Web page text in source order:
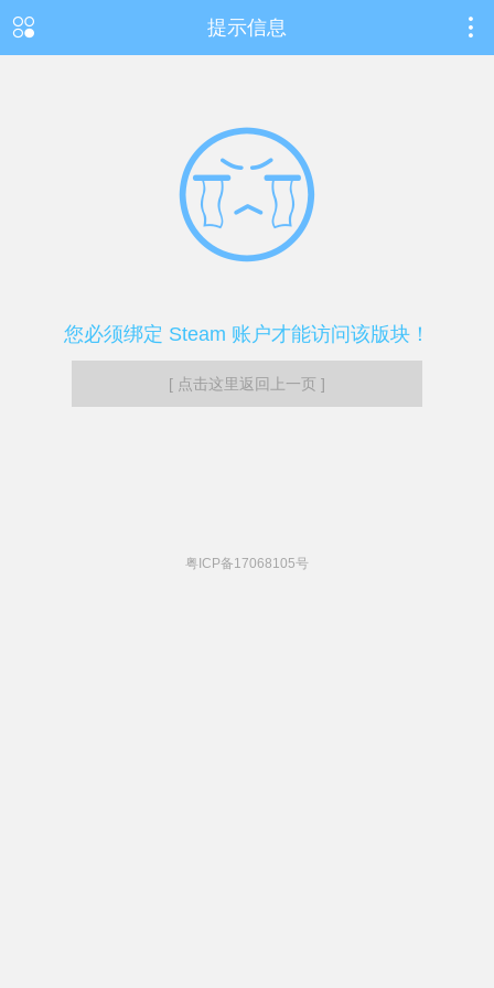
提示信息
您必须绑定 Steam 账户才能访问该版块！
[ 点击这里返回上一页 ]
粤ICP备17068105号